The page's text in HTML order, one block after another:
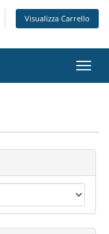
Visualizza Carrello
Attiva